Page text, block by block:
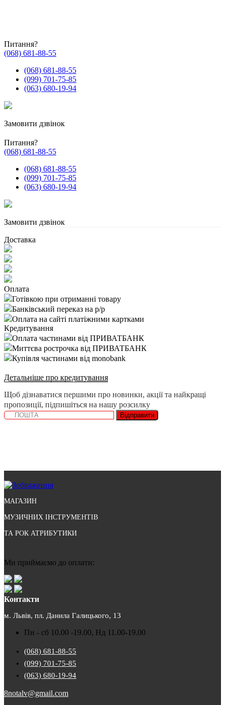
Питання?
(068) 681-88-55
(068) 681-88-55
(099) 701-75-85
(063) 680-19-94
Замовити дзвінок
Питання?
(068) 681-88-55
(068) 681-88-55
(099) 701-75-85
(063) 680-19-94
Замовити дзвінок
Доставка
Оплата
Готівкою при отриманні товару
Банківський переказ на р/р
Оплата на сайті платіжними картками
Кредитування
Оплата частинами від ПРИВАТБАНК
Миттєва рострочка від ПРИВАТБАНК
Купівля частинами від monobank
Детальніше про кредитування
Щоб дізнаватися першими про новинки, акції та найкращі
пропозиції, підпишіться на нашу розсилку
Відправити
МАГАЗИН
МУЗИЧНИХ ІНСТРУМЕНТІВ
ТА РОК АТРИБУТИКИ
Ми приймаємо до оплати:
Контакти
м. Львів, пл. Данила Галицького, 13
Пн - сб 10.00 -19.00, Нд 11.00-19.00
(068) 681-88-55
(099) 701-75-85
(063) 680-19-94
8notalv@gmail.com